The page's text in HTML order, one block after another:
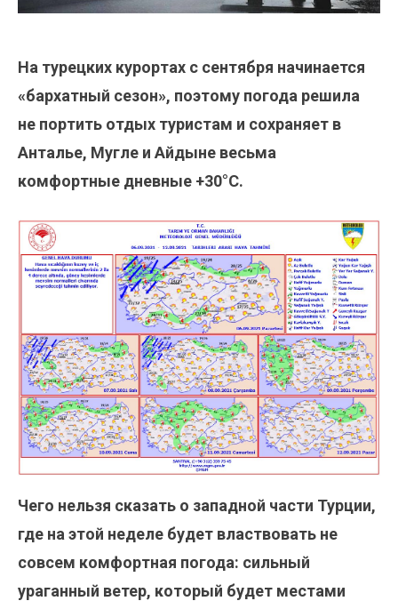
На турецких курортах с сентября начинается
«бархатный сезон», поэтому погода решила
не портить отдых туристам и сохраняет в
Анталье, Мугле и Айдыне весьма
комфортные дневные +30°С.
Чего нельзя сказать о западной части Турции,
где на этой неделе будет властвовать не
совсем комфортная погода: сильный
ураганный ветер, который будет местами